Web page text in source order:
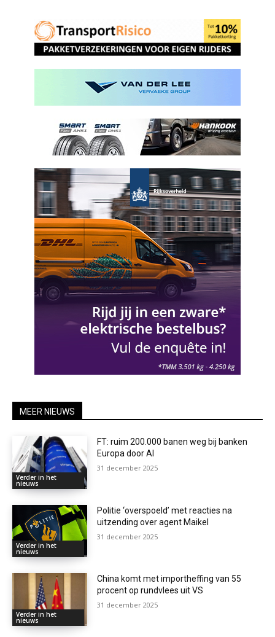
MEER NIEUWS
Verder in het
nieuws
FT: ruim 200.000 banen weg bij banken
Europa door AI
31 december 2025
Verder in het
nieuws
Politie ‘overspoeld’ met reacties na
uitzending over agent Maikel
31 december 2025
Verder in het
nieuws
China komt met importheffing van 55
procent op rundvlees uit VS
31 december 2025